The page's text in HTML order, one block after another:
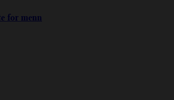
for menn